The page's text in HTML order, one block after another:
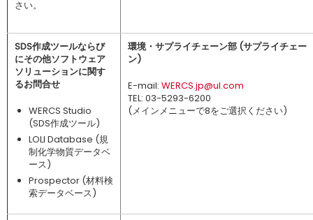
さい。
SDS作成ツールならび
にその他ソフトウェア
ソリューションに関す
るお問合せ
WERCS Studio
(SDS作成ツール)
LOLI Database (規
制化学物質データベ
ース)
Prospector (材料検
索データベース)
環境・サプライチェーン部 (サプライチェー
ン)
E-mail: WERCS.jp@ul.com
TEL: 03-5293-6200
(メインメニューで8をご選択ください)